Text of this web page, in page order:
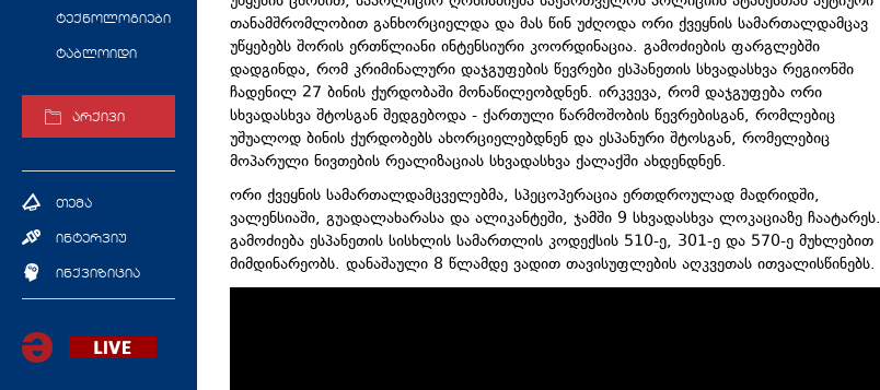
ტექნოლოგიები
ტაბლოიდი
არქივი
თემა
ინტერვიუ
ინქვიზიცია
თანამშრომლობით განხორციელდა და მას წინ უძღოდა ორი ქვეყნის სამართალდამცავ
უწყებებს შორის ერთწლიანი ინტენსიური კოორდინაცია. გამოძიების ფარგლებში
დადგინდა, რომ კრიმინალური დაჯგუფების წევრები ესპანეთის სხვადასხვა რეგიონში
ჩადენილ 27 ბინის ქურდობაში მონაწილეობდნენ. ირკვევა, რომ დაჯგუფება ორი
სხვადასხვა შტოსგან შედგებოდა - ქართული წარმოშობის წევრებისგან, რომლებიც
უშუალოდ ბინის ქურდობებს ახორციელებდნენ და ესპანური შტოსგან, რომელებიც
მოპარული ნივთების რეალიზაციას სხვადასხვა ქალაქში ახდენდნენ.
ორი ქვეყნის სამართალდამცველებმა, სპეცოპერაცია ერთდროულად მადრიდში,
ვალენსიაში, გუადალახარასა და ალიკანტეში, ჯამში 9 სხვადასხვა ლოკაციაზე ჩაატარეს.
გამოძიება ესპანეთის სისხლის სამართლის კოდექსის 510-ე, 301-ე და 570-ე მუხლებით
მიმდინარეობს. დანაშაული 8 წლამდე ვადით თავისუფლების აღკვეთას ითვალისწინებს.